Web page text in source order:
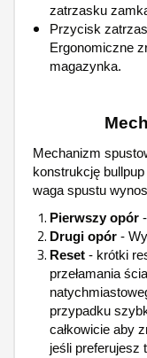
zatrzasku
Przycisk
Ergonomiczne
magazynka.
Mechanizm
konstrukcję
waga spustu
Pierwszy opór
Drugi opór -
Reset - krótki
przełamania
przypadku
całkowicie aby
jeśli preferujesz